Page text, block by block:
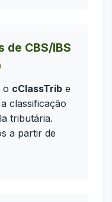
de CBS/IBS
o cClassTrib e
classificação
tributária.
a partir de